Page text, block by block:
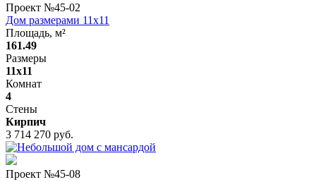
Проект №45-02
Дом размерами 11x11
Площадь, м²
161.49
Размеры
11x11
Комнат
4
Стены
Кирпич
3 714 270 руб.
Проект №45-08